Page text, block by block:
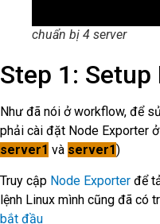
chuẩn bị 4 server
Step 1:
Như đã nói ở workflow, để
phải cài đặt Node Exporter
server1 và server1)
Truy cập Node Exporter để
lệnh Linux mình cũng đã có
bắt đầu